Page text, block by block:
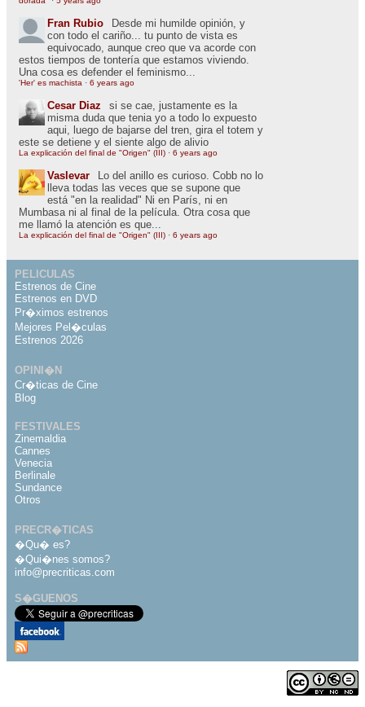
Fran Rubio
Desde mi humilde opinión, y
con todo el cariño... tu punto de vista es
equivocado, aunque creo que va acorde con
estos tiempos de tontería que estamos viviendo.
Una cosa es defender el feminismo...
'Her' es machista · 6 years ago
Cesar Diaz
si se cae, justamente es la
misma duda que tenia yo a todo lo expuesto
aqui, luego de bajarse del tren, gira el totem y
este se detiene y el siente algo de alivio
La explicación del final de "Origen" (III) · 6 years ago
Vaslevar
Lo del anillo es curioso. Cobb no lo
lleva todas las veces que se supone que
está "en la realidad" Ni en París, ni en
Mumbasa ni al final de la película. Otra cosa que
me llamó la atención es que...
La explicación del final de "Origen" (III) · 6 years ago
PELICULAS
Estrenos de Cine
Estrenos en DVD
Pr�ximos estrenos
Mejores Pel�culas
Estrenos 2026
OPINI�N
Cr�ticas de Cine
Blog
FESTIVALES
Zinemaldia
Cannes
Venecia
Berlinale
Sundance
Otros
PRECR�TICAS
�Qu� es?
�Qui�nes somos?
info@precriticas.com
S�GUENOS